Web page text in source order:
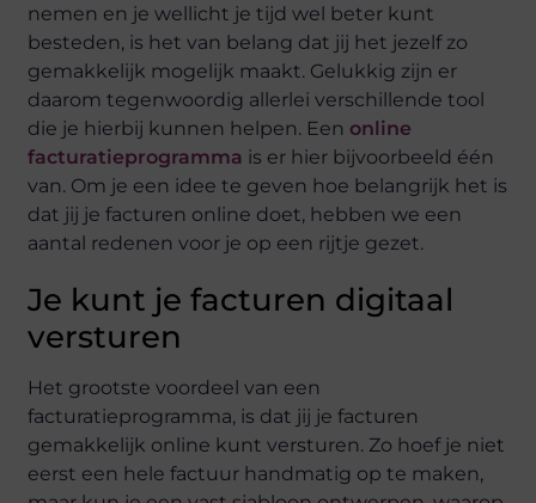
nemen en je wellicht je tijd wel beter kunt
besteden, is het van belang dat jij het jezelf zo
gemakkelijk mogelijk maakt. Gelukkig zijn er
daarom tegenwoordig allerlei verschillende tool
die je hierbij kunnen helpen. Eenonline
facturatieprogramma is er hier bijvoorbeeld één
van. Om je een idee te geven hoe belangrijk het is
dat jij je facturen online doet, hebben we een
aantal redenen voor je op een rijtje gezet.
Je kunt je facturen digitaal
versturen
Het grootste voordeel van een
facturatieprogramma, is dat jij je facturen
gemakkelijk online kunt versturen. Zo hoef je niet
eerst een hele factuur handmatig op te maken,